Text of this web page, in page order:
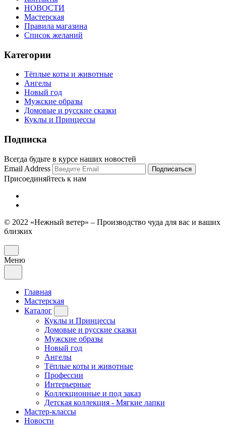
НОВОСТИ
Мастерская
Правила магазина
Список желаний
Категории
Тёплые коты и животные
Ангелы
Новый год
Мужские образы
Домовые и русские сказки
Куклы и Принцессы
Подписка
Всегда будьте в курсе наших новостей
Email Address
Присоединяйтесь к нам
© 2022 «Нежный ветер» – Производство чуда для вас и ваших
близких
Меню
Главная
Мастерская
Каталог
Куклы и Принцессы
Домовые и русские сказки
Мужские образы
Новый год
Ангелы
Тёплые коты и животные
Профессии
Интерьерные
Коллекционные и под заказ
Детская коллекция - Мягкие лапки
Мастер-классы
Новости